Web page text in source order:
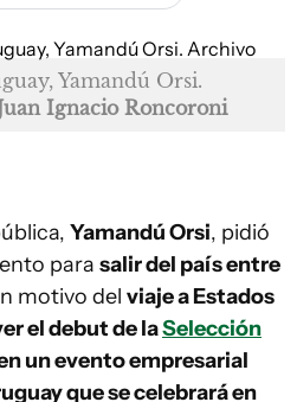
Yamandú Orsi.
Ignacio Roncoroni
Yamandú Orsi, pidió
para salir del país entre
motivo del viaje a Estados
el debut de laSelección
un evento empresarial
que se celebrará en